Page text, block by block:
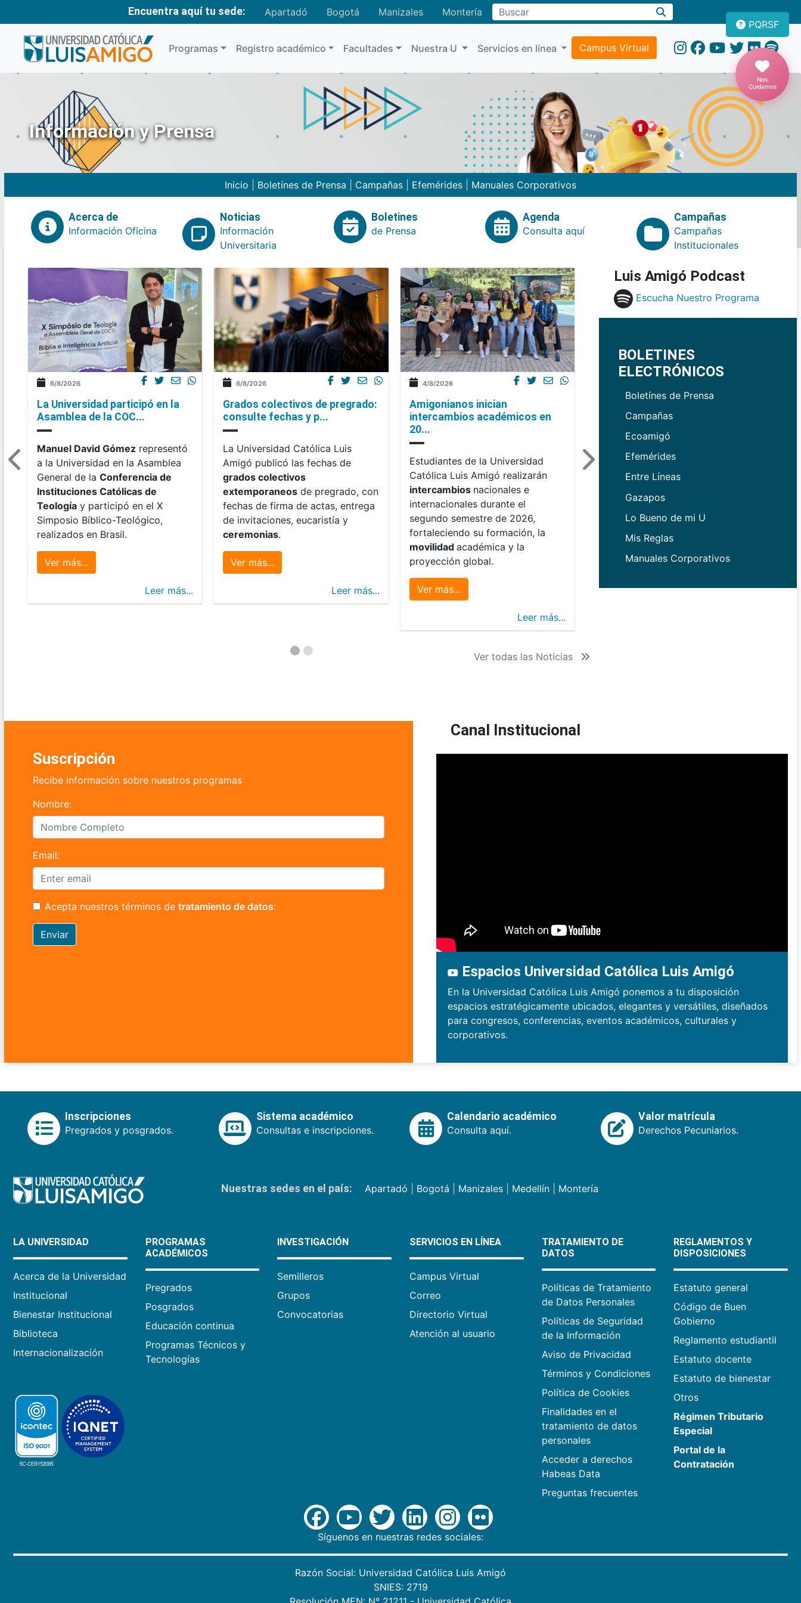
Encuentra aquí tu sede: Apartadó Bogotá Manizales MonteríaBuscar
Programas Registro académico Facultades Nuestra U Servicios en línea Campus Virtual
PQRSF
Nos
Cuidamos
Información y Prensa
Inicio Boletínes de Prensa Campañas Efemérides Manuales Corporativos
Acerca de
Información Oficina
Noticias
Información
Universitaria
Boletines
de Prensa
Agenda
Consulta aquí
Campañas
Campañas
Institucionales
6/8/2026
La Universidad participó en la
Asamblea de la COC...
Manuel David Gómez representó
a la Universidad en la Asamblea
General de la Conferencia de
Instituciones Católicas de
Teología y participó en el X
Simposio Bíblico-Teológico,
realizados en Brasil.
Ver más...
Leer más...
6/8/2026
Grados colectivos de pregrado:
consulte fechas y p...
La Universidad Católica Luis
Amigó publicó las fechas de
grados colectivos
extemporaneos de pregrado, con
fechas de firma de actas, entrega
de invitaciones, eucaristía y
ceremonias.
Ver más...
Leer más...
4/8/2026
Amigonianos inician
intercambios académicos en
20...
Estudiantes de la Universidad
Católica Luis Amigó realizarán
intercambios nacionales e
internacionales durante el
segundo semestre de 2026,
fortaleciendo su formación, la
movilidad académica y la
proyección global.
Ver más...
Leer más...
Ver todas las Noticias
Luis Amigó Podcast
Escucha Nuestro Programa
BOLETINES
ELECTRÓNICOS
Boletínes de Prensa
Campañas
Ecoamigó
Efemérides
Entre Líneas
Gazapos
Lo Bueno de mi U
Mis Reglas
Manuales Corporativos
Suscripción
Recibe información sobre nuestros programas
Nombre:
Email:
Acepta nuestros términos de tratamiento de datos:
Enviar
Canal Institucional
Espacios Universidad Católica Luis Amigó
En la Universidad Católica Luis Amigó ponemos a tu disposición
espacios estratégicamente ubicados, elegantes y versátiles, diseñados
para congresos, conferencias, eventos académicos, culturales y
corporativos.
Inscripciones
Pregrados y posgrados.
Sistema académico
Consultas e inscripciones.
Calendario académico
Consulta aquí.
Valor matrícula
Derechos Pecuniarios.
Nuestras sedes en el país: Apartadó Bogotá Manizales| Medellín| Montería
LA UNIVERSIDAD
Acerca de la Universidad
Institucional
Bienestar Institucional
Biblioteca
Internacionalización
PROGRAMAS
ACADÉMICOS
Pregrados
Posgrados
Educación continua
Programas Técnicos y
Tecnologías
INVESTIGACIÓN
Semilleros
Grupos
Convocatorias
SERVICIOS EN LÍNEA
Campus Virtual
Correo
Directorio Virtual
Atención al usuario
TRATAMIENTO DE
DATOS
Políticas de Tratamiento
de Datos Personales
Políticas de Seguridad
de la Información
Aviso de Privacidad
Términos y Condiciones
Política de Cookies
Finalidades en el
tratamiento de datos
personales
Acceder a derechos
Habeas Data
Preguntas frecuentes
REGLAMENTOS Y
DISPOSICIONES
Estatuto general
Código de Buen
Gobierno
Reglamento estudiantil
Estatuto docente
Estatuto de bienestar
Otros
Régimen Tributario
Especial
Portal de la
Contratación
Síguenos en nuestras redes sociales:
Razón Social: Universidad Católica Luis Amigó
SNIES: 2719